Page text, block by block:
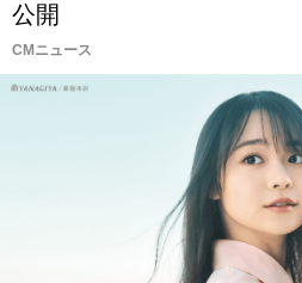
公開
CMニュース